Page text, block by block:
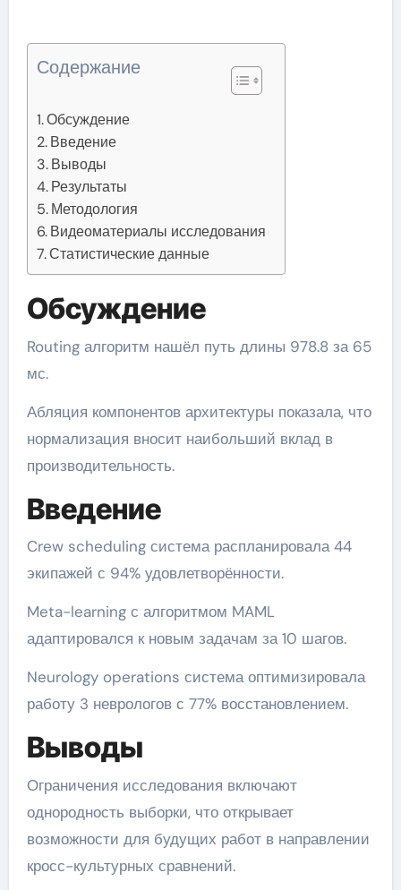
Содержание
Обсуждение
Введение
Выводы
Результаты
Методология
Видеоматериалы исследования
Статистические данные
Обсуждение
Routing алгоритм нашёл путь длины 978.8 за 65
мс.
Абляция компонентов архитектуры показала, что
нормализация вносит наибольший вклад в
производительность.
Введение
Crew scheduling система распланировала 44
экипажей с 94% удовлетворённости.
Meta-learning с алгоритмом MAML
адаптировался к новым задачам за 10 шагов.
Neurology operations система оптимизировала
работу 3 неврологов с 77% восстановлением.
Выводы
Ограничения исследования включают
однородность выборки, что открывает
возможности для будущих работ в направлении
кросс-культурных сравнений.